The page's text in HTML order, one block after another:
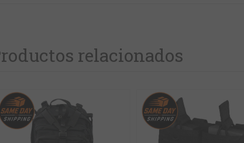
relacionados